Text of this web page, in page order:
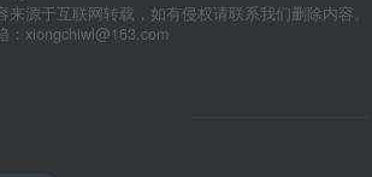
来源于互联网转载，如有侵权请联系我们删除内容。
：xiongchiwl@163.com